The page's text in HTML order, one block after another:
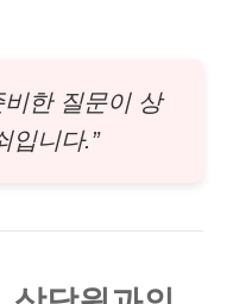
한 질문이 상
입니다.”